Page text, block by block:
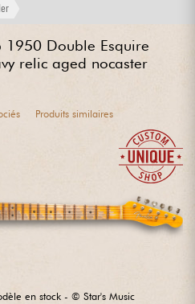
1950 Double Esquire
relic aged nocaster
Produits similaires
en stock - © Star's Music